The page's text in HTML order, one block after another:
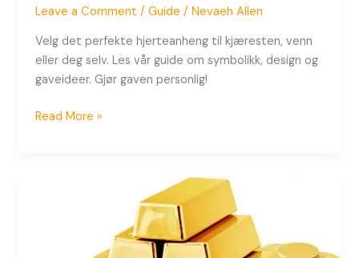
Leave a Comment /Guide /Nevaeh Allen
Velg det perfekte hjerteanheng til kjæresten, venn
eller deg selv. Les vår guide om symbolikk, design og
gaveideer. Gjør gaven personlig!
Read More »